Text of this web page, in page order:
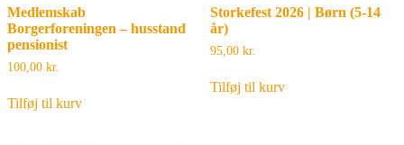
Medlemskab
Borgerforeningen – husstand
pensionist
100,00 kr.
Tilføj til kurv
Storkefest 2026 | Børn (5-14
år)
95,00 kr.
Tilføj til kurv